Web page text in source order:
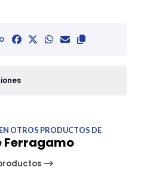
OTROS PRODUCTOS DE
Ferragamo